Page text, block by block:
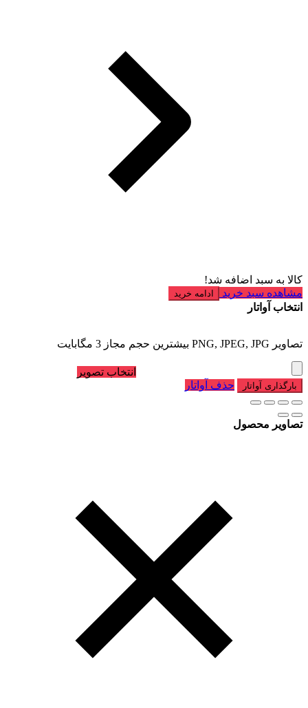
کالا به سبد اضافه شد!
مشاهده سبد خرید
ادامه خرید
انتخاب آواتار
تصاویر PNG, JPEG, JPG بیشترین حجم مجاز 3 مگابایت
انتخاب تصویر
بارگذاری آواتار حذف آواتار
تصاویر محصول